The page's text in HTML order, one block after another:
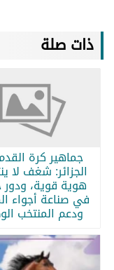
ذات صلة
جماهير كرة
الجزائر: شغف لا
هوية قوية،
في صناعة أجواء
ودعم المنتخب